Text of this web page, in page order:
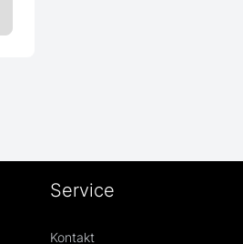
Service
Kontakt